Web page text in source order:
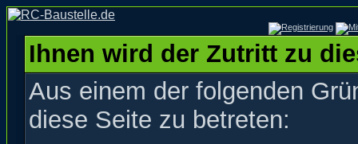
Ihnen wird der Zutritt zu
Aus einem der folgenden
diese Seite zu betreten: